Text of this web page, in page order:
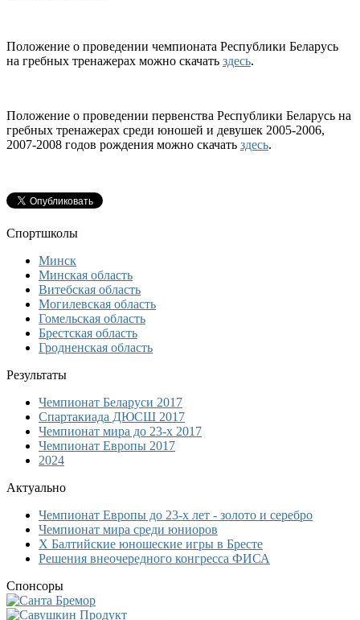
Положение о проведении чемпионата Республики Беларусь
на гребных тренажерах можно скачать здесь.
Положение о проведении первенства Республики Беларусь на
гребных тренажерах среди юношей и девушек 2005-2006,
2007-2008 годов рождения можно скачать здесь.
Спортшколы
Минск
Минская область
Витебская область
Могилевская область
Гомельская область
Брестская область
Гродненская область
Результаты
Чемпионат Беларуси 2017
Спартакиада ДЮСШ 2017
Чемпионат мира до 23-х 2017
Чемпионат Европы 2017
2024
Актуально
Чемпионат Европы до 23-х лет - золото и серебро
Чемпионат мира среди юниоров
Х Балтийские юношеские игры в Бресте
Решения внеочередного конгресса ФИСА
Спонсоры